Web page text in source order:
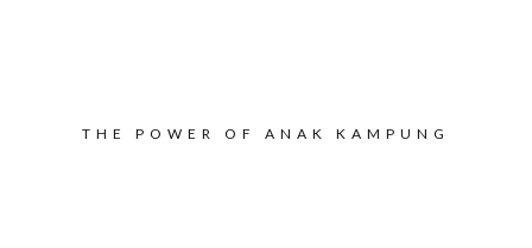
THE POWER OF ANAK KAMPUNG